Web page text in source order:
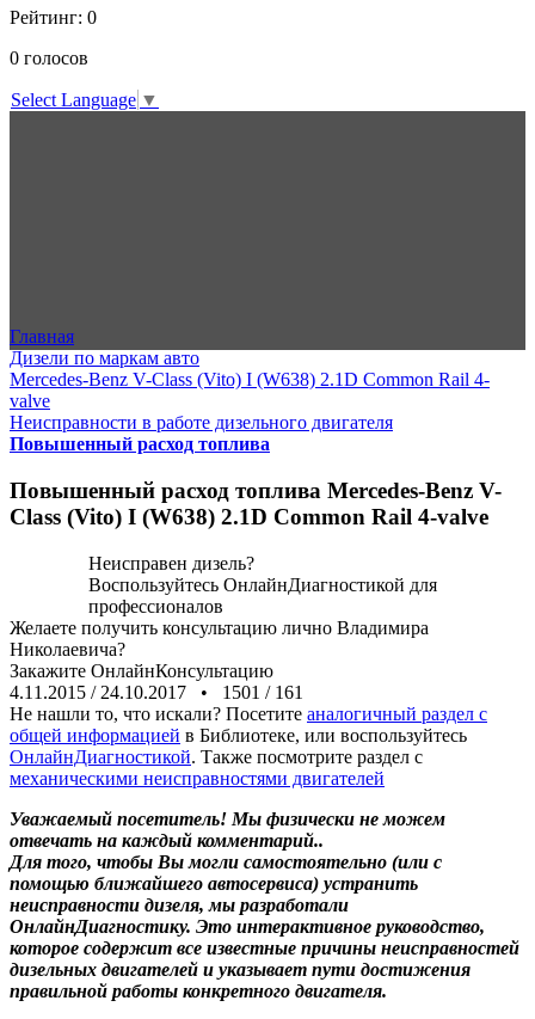
Рейтинг: 0
0 голосов
Select Language ▼
Главная
Дизели по маркам авто
Mercedes-Benz V-Class (Vito) I (W638) 2.1D Common Rail 4-
valve
Неисправности в работе дизельного двигателя
Повышенный расход топлива
Повышенный расход топлива Mercedes-Benz V-
Class (Vito) I (W638) 2.1D Common Rail 4-valve
Неисправен дизель?
Воспользуйтесь ОнлайнДиагностикой для
профессионалов
Желаете получить консультацию лично Владимира
Николаевича?
Закажите ОнлайнКонсультацию
4.11.2015 / 24.10.2017 • 1501 / 161
Не нашли то, что искали? Посетите аналогичный раздел с
общей информацией в Библиотеке, или воспользуйтесь
ОнлайнДиагностикой. Также посмотрите раздел с
механическими неисправностями двигателей
Уважаемый посетитель! Мы физически не можем
отвечать на каждый комментарий..
Для того, чтобы Вы могли самостоятельно (или с
помощью ближайшего автосервиса) устранить
неисправности дизеля, мы разработали
ОнлайнДиагностику. Это интерактивное руководство,
которое содержит все известные причины неисправностей
дизельных двигателей и указывает пути достижения
правильной работы конкретного двигателя.